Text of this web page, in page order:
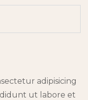
adipisicing
ut labore et